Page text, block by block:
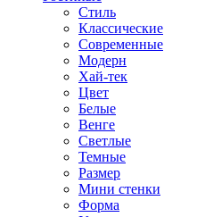
Стиль
Классические
Современные
Модерн
Хай-тек
Цвет
Белые
Венге
Светлые
Темные
Размер
Мини стенки
Форма